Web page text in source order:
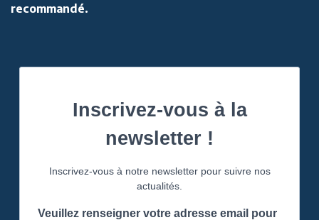
recommandé.
Inscrivez-vous à la
newsletter !
Inscrivez-vous à notre newsletter pour suivre nos
actualités.
Veuillez renseigner votre adresse email pour